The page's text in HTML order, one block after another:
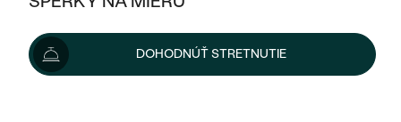
KOMBINOVANÉ ZLATO
PODĽA ŠTÝLU
POSTRANNÉ DRAHOKAMY
HALO
VÝPREDAJ
ŠPERKY ČO POMÁHAJÚ
PLATINOVÉ
ZLATÉ
STRIEBORNÉ
VÝPREDAJ
DOHODNÚŤ STRETNUTIE
3 839 €
Šperk vám doručíme do 3 - 4 týždňov. Možnosti doručenia